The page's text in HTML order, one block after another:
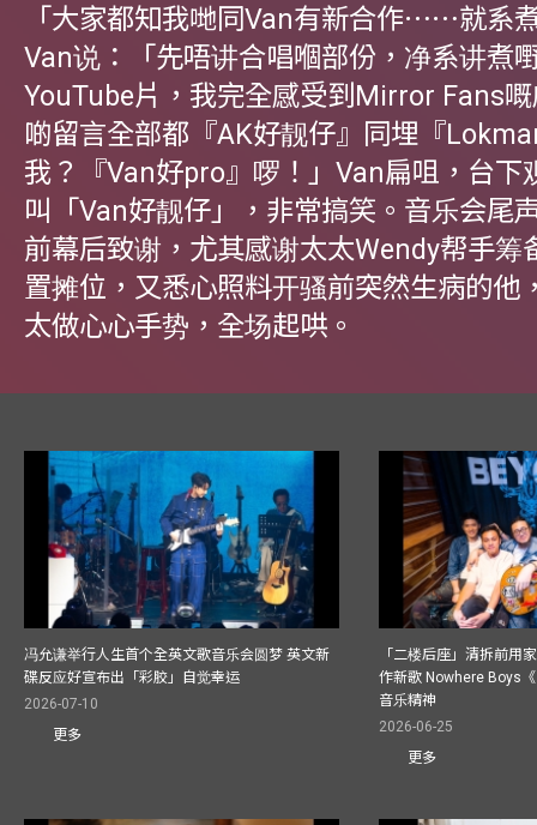
「大家都知我哋同Van有新合作⋯⋯就系
Van说：「先唔讲合唱嗰部份，净系讲煮
YouTube片，我完全感受到Mirror Fans
啲留言全部都『AK好靓仔』同埋『
我？『Van好pro』啰！」Van扁咀，台下
叫「Van好靓仔」，非常搞笑。音乐会尾
前幕后致谢，尤其感谢太太Wendy帮手筹
置摊位，又悉心照料开骚前突然生病的他
太做心心手势，全场起哄。
冯允谦举行人生首个全英文歌音乐会圆梦 英文新
碟反应好宣布出「彩胶」自觉幸运
2026-07-10
更多
「二楼后座」清拆前用
作新歌 Nowhere Boys
音乐精神
2026-06-25
更多